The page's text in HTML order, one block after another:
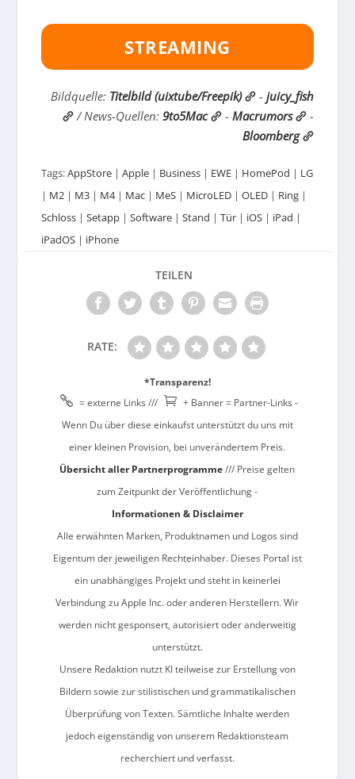
STREAMING
Bildquelle: Titelbild (uixtube/Freepik) - juicy_fish
/ News-Quellen: 9to5Mac - Macrumors
-
Bloomberg
Tags:AppStore |Apple | Business | EWE | HomePod | LG
| M2 | M3 | M4| Mac | MeS | MicroLED |OLED | Ring |
Schloss |Setapp |Software |Stand |Tür | iOS | iPad |
iPadOS | iPhone
TEILEN
RATE:
*Transparenz!
 = externe Links ///  + Banner = Partner-Links -
Wenn Du über diese einkaufst unterstützt du uns mit
einer kleinen Provision, bei unverändertem Preis.
Übersicht aller Partnerprogramme/// Preise gelten
zum Zeitpunkt der Veröffentlichung -
Informationen & Disclaimer
Alle erwähnten Marken, Produktnamen und Logos sind
Eigentum der jeweiligen Rechteinhaber. Dieses Portal ist
ein unabhängiges Projekt und steht in keinerlei
Verbindung zu Apple Inc. oder anderen Herstellern. Wir
werden nicht gesponsert, autorisiert oder anderweitig
unterstützt.
Unsere Redaktion nutzt KI teilweise zur Erstellung von
Bildern sowie zur stilistischen und grammatikalischen
Überprüfung von Texten. Sämtliche Inhalte werden
jedoch eigenständig von unserem Redaktionsteam
recherchiert und verfasst.